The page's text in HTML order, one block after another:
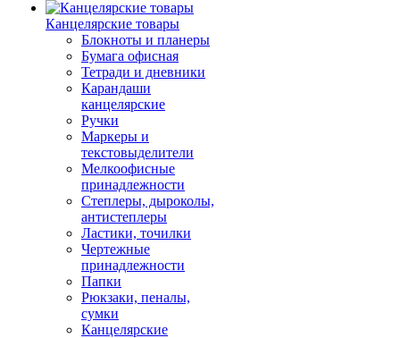
Канцелярские товары
Блокноты и планеры
Бумага офисная
Тетради и дневники
Карандаши
канцелярские
Ручки
Маркеры и
текстовыделители
Мелкоофисные
принадлежности
Степлеры, дыроколы,
антистеплеры
Ластики, точилки
Чертежные
принадлежности
Папки
Рюкзаки, пеналы,
сумки
Канцелярские